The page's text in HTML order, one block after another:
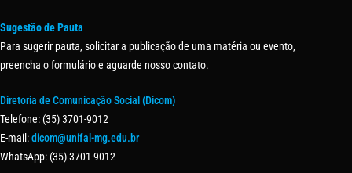
Sugestão de Pauta
Para sugerir pauta, solicitar a publicação de uma matéria ou evento,
preencha o formulário e aguarde nosso contato.
Diretoria de Comunicação Social (Dicom)
Telefone: (35) 3701-9012
E-mail:dicom@unifal-mg.edu.br
WhatsApp: (35) 3701-9012